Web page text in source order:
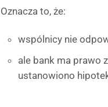
Oznacza to, że:
wspólnicy nie
ale bank ma prawo
ustanowiono